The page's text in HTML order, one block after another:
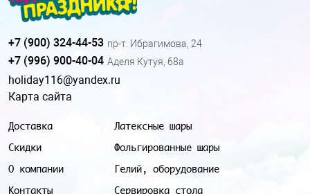
Доставка
Скидки
О компании
Контакты
Латексные шары
Фольгированные шары
Гелий, оборудование
Сервировка стола
+7 (900) 324-44-53 пр-т. Ибрагимова, 24
+7 (996) 900-40-04 Аделя Кутуя, 68а
holiday116@yandex.ru
Карта сайта